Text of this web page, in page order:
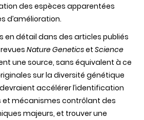
des espèces apparentées
d’amélioration.
en détail dans des articles publiés
Nature Geneticset Science
une source, sans équivalent à ce
sur la diversité génétique
accélérer l’identification
et mécanismes contrôlant des
majeurs, et trouver une